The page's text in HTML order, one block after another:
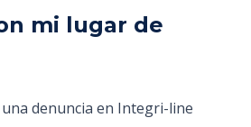
mi lugar de
denuncia en Integri-line